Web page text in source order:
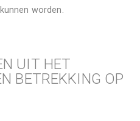
worden.
UIT HET
BETREKKING OP